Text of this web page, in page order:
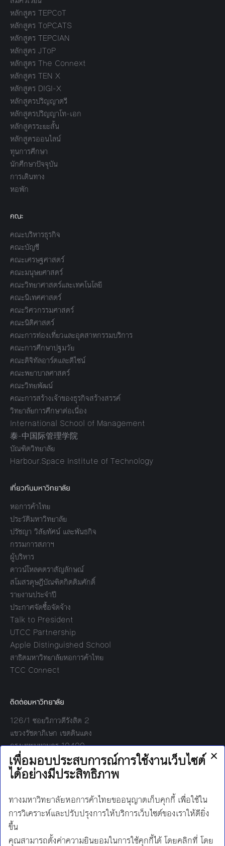
หลักสูตร TEPCoT
หลักสูตร ToPCATS
หลักสูตร TEPCIAN
หลักสูตร JToP
หลักสูตร The Connext
หลักสูตร TEN X
หลักสูตร DIGI-X
หลักสูตรปริญญาตรี
หลักสูตรปริญญาโท-เอก
หลักสูตรระยะสั้น
หลักสูตรออนไลน์
ทุนการศึกษา
นักศึกษาปัจจุบัน
การเดินทาง
หอพัก
คณะ
คณะบริหารธุรกิจ
คณะบัญชี
คณะเศรษฐศาสตร์
คณะมนุษยศาสตร์
คณะวิทยาศาสตร์และเทคโนโลยี
คณะนิเทศศาสตร์
คณะวิศวกรรมศาสตร์
คณะนิติศาสตร์
คณะการท่องเที่ยวและอุตสาหกรรมบริการ
คณะการศึกษาปฐมวัย
คณะดิจิทัลอาร์ตและดีไซน์
คณะพยาบาลศาสตร์
คณะวิทยพัฒน์
คณะการสร้างเจ้าของธุรกิจสร้างสรรค์
วิทยาลัยการศึกษาต่อเนื่อง
International School of Management
泰-中国际管理学院
บัณฑิตวิทยาลัย
Harbour.Space Institute of Technology
เกี่ยวกับมหาวิทยาลัย
หอการค้าไทย
ประวัติมหาวิทยาลัย
ปรัชญา วิสัยทัศน์ และพันธกิจ
กรรมการสภาฯ
ผู้บริหาร
ดาวน์โหลดตราสัญลักษณ์
สโมสรดุษฎีบัณฑิตกิตติมศักดิ์
รายงานประจำปี
ประกาศจัดซื้อจัดจ้าง
Talk to President
UTCC Partnership
Apple Distinguished School
สาธิตมหาวิทยาลัยหอการค้าไทย
TCC Connect
ติดต่อมหาวิทยาลัย
126/1 ซอยวิภาวดีรังสิต 2
แขวงรัชดาภิเษก เขตดินแดง
กรุงเทพมหานคร 10400
โทร:
02-697-6000
เวลาทำการ:
8.30 - 17.00
Find us on:
Facebook
TwitterYouTube
Instagram
LineMail